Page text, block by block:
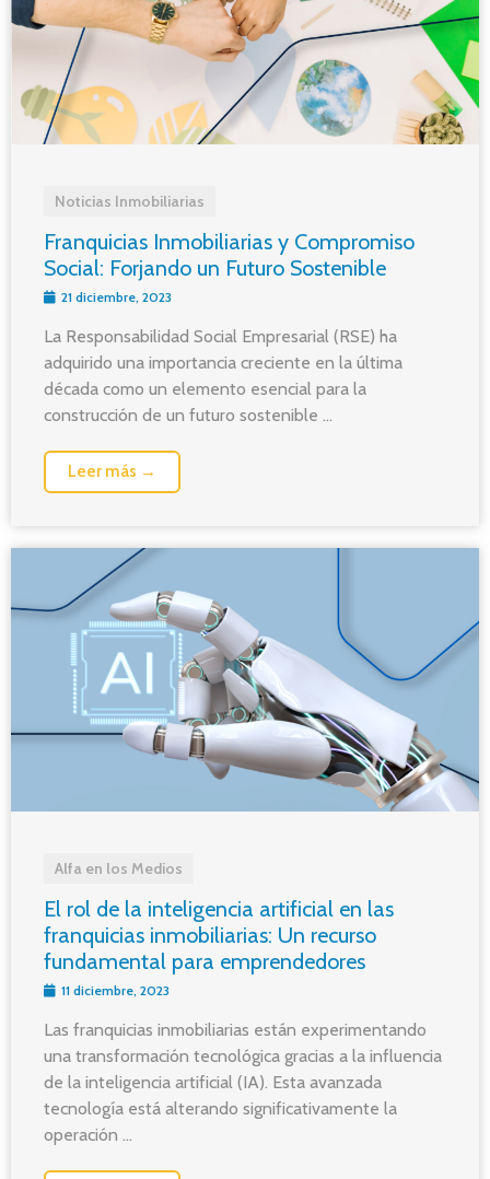
Noticias Inmobiliarias
Franquicias Inmobiliarias y Compromiso
Social: Forjando un Futuro Sostenible
21 diciembre, 2023
La Responsabilidad Social Empresarial (RSE) ha
adquirido una importancia creciente en la última
década como un elemento esencial para la
construcción de un futuro sostenible ...
Leer más →
Alfa en los Medios
El rol de la inteligencia artificial en las
franquicias inmobiliarias: Un recurso
fundamental para emprendedores
11 diciembre, 2023
Las franquicias inmobiliarias están experimentando
una transformación tecnológica gracias a la influencia
de la inteligencia artificial (IA). Esta avanzada
tecnología está alterando significativamente la
operación ...